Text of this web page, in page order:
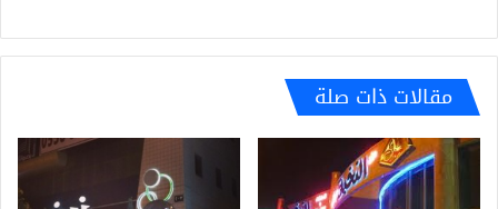
مقالات ذات صلة